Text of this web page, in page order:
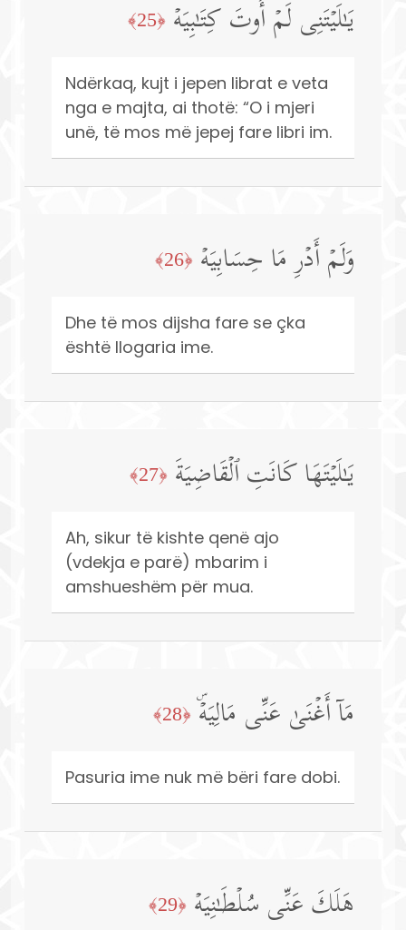
یَـٰلَیۡتَنِی لَمۡ أُوتَ كِتَـٰبِیَهۡ ﴿25﴾
Ndërkaq, kujt i jepen librat e veta
nga e majta, ai thotë: “O i mjeri
unë, të mos më jepej fare libri im.
وَلَمۡ أَدۡرِ مَا حِسَابِیَهۡ ﴿26﴾
Dhe të mos dijsha fare se çka
është llogaria ime.
یَـٰلَیۡتَهَا كَانَتِ ٱلۡقَاضِیَةَ ﴿27﴾
Ah, sikur të kishte qenë ajo
(vdekja e parë) mbarim i
amshueshëm për mua.
مَاۤ أَغۡنَىٰ عَنِّی مَالِیَهۡۜ ﴿28﴾
Pasuria ime nuk më bëri fare dobi.
هَلَكَ عَنِّی سُلۡطَـٰنِیَهۡ ﴿29﴾